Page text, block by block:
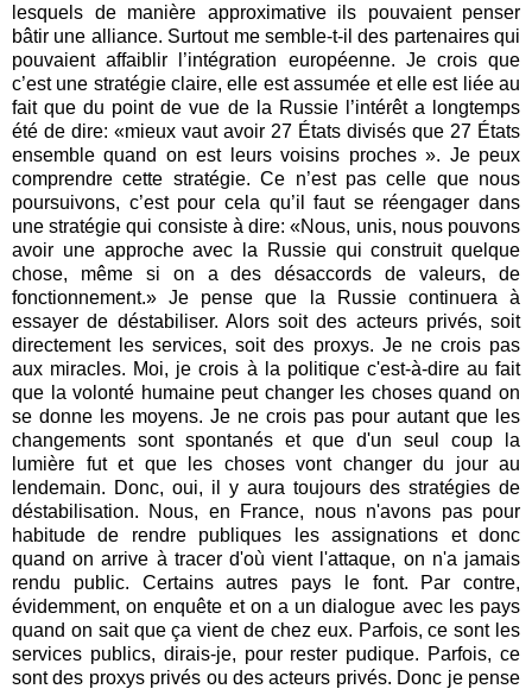
lesquels de manière approximative ils pouvaient penser
bâtir une alliance. Surtout me semble-t-il des partenaires qui
pouvaient affaiblir l’intégration européenne. Je crois que
c’est une stratégie claire, elle est assumée et elle est liée au
fait que du point de vue de la Russie l’intérêt a longtemps
été de dire: «mieux vaut avoir 27 États divisés que 27 États
ensemble quand on est leurs voisins proches ». Je peux
comprendre cette stratégie. Ce n’est pas celle que nous
poursuivons, c’est pour cela qu’il faut se réengager dans
une stratégie qui consiste à dire: «Nous, unis, nous pouvons
avoir une approche avec la Russie qui construit quelque
chose, même si on a des désaccords de valeurs, de
fonctionnement.» Je pense que la Russie continuera à
essayer de déstabiliser. Alors soit des acteurs privés, soit
directement les services, soit des proxys. Je ne crois pas
aux miracles. Moi, je crois à la politique c'est-à-dire au fait
que la volonté humaine peut changer les choses quand on
se donne les moyens. Je ne crois pas pour autant que les
changements sont spontanés et que d'un seul coup la
lumière fut et que les choses vont changer du jour au
lendemain. Donc, oui, il y aura toujours des stratégies de
déstabilisation. Nous, en France, nous n'avons pas pour
habitude de rendre publiques les assignations et donc
quand on arrive à tracer d'où vient l'attaque, on n'a jamais
rendu public. Certains autres pays le font. Par contre,
évidemment, on enquête et on a un dialogue avec les pays
quand on sait que ça vient de chez eux. Parfois, ce sont les
services publics, dirais-je, pour rester pudique. Parfois, ce
sont des proxys privés ou des acteurs privés. Donc je pense